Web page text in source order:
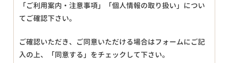
「ご利用案内・注意事項」「個人情報の取り扱い」につい
てご確認下さい。
ご確認いただき、ご同意いただける場合はフォームにご記
入の上、「同意する」をチェックして下さい。